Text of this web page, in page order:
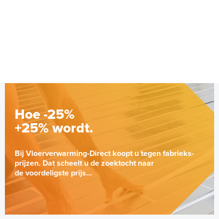
Hoe -25%
+25% wordt.
Bij Vloerverwarming-Direct koopt u tegen fabrieks-
prijzen. Dat scheelt u de zoektocht naar
de voordeligste prijs...